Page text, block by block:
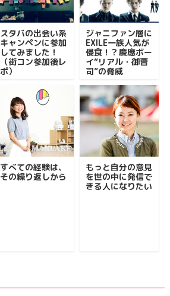
スタバの出会い系
キャンペンに参加
してみました！
（街コン参加後レ
ポ）
ジャニファン層に
EXILE一族人気が
侵食！？慶應ボー
イ“リアル・御曹
司”の脅威
すべての経験は、
その繰り返しから
もっと自分の意見
を世の中に発信で
きる人になりたい